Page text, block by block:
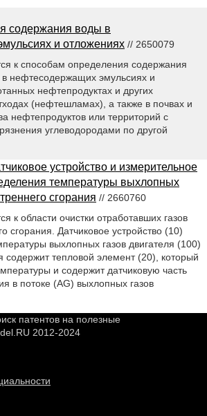
содержания воды в
и отложениях // 2650079
к способам определения содержания
нефтесодержащих эмульсиях и
нефтепродуктах и других
(нефтешламах), а также в почвах и
нефтепродуктов или территорий с
углеводородами по другой
устройство и измерительное
температуры выхлопных
сгорания // 2660760
к области очистки отработавших газов
сгорания. Датчиковое устройство (10)
выхлопных газов двигателя (100)
содержит тепловой элемент (20), который
и содержит датчиковую часть
в потоке (AG) выхлопных газов
патентов на полезные
2012-2024